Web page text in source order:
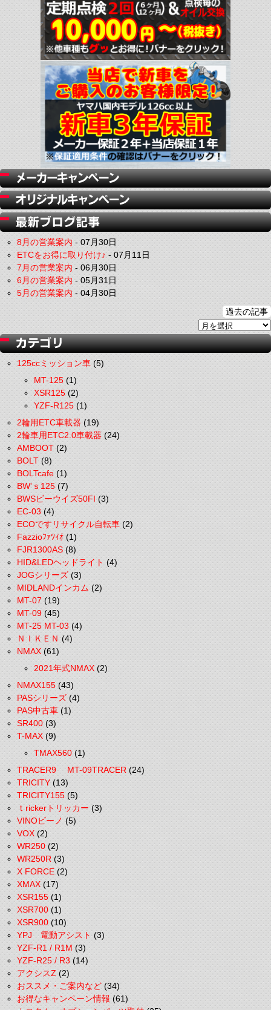
8月の営業案内-07月30日
ETCをお得に取り付け♪-07月11日
7月の営業案内-06月30日
6月の営業案内-05月31日
5月の営業案内-04月30日
過去の記事
125ccミッション車(5)
MT-125(1)
XSR125(2)
YZF-R125(1)
2輪用ETC車載器(19)
2輪車用ETC2.0車載器(24)
AMBOOT(2)
BOLT(8)
BOLTcafe(1)
BW'ｓ125(7)
BWSビーウイズ50FI(3)
EC-03(4)
ECOですリサイクル自転車(2)
Fazzioﾌｧﾂｨｵ(1)
FJR1300AS(8)
HID&LEDヘッドライト(4)
JOGシリーズ(3)
MIDLANDインカム(2)
MT-07(19)
MT-09(45)
MT-25 MT-03(4)
ＮＩＫＥＮ(4)
NMAX(61)
2021年式NMAX(2)
NMAX155(43)
PASシリーズ(4)
PAS中古車(1)
SR400(3)
T-MAX(9)
TMAX560(1)
TRACER9 MT-09TRACER(24)
TRICITY(13)
TRICITY155(5)
ｔrickerトリッカー(3)
VINOビーノ(5)
VOX(2)
WR250(2)
WR250R(3)
X FORCE(2)
XMAX(17)
XSR155(1)
XSR700(1)
XSR900(10)
YPJ 電動アシスト(3)
YZF-R1 / R1M(3)
YZF-R25 / R3(14)
アクシスZ(2)
おススメ・ご案内など(34)
お得なキャンペーン情報(61)